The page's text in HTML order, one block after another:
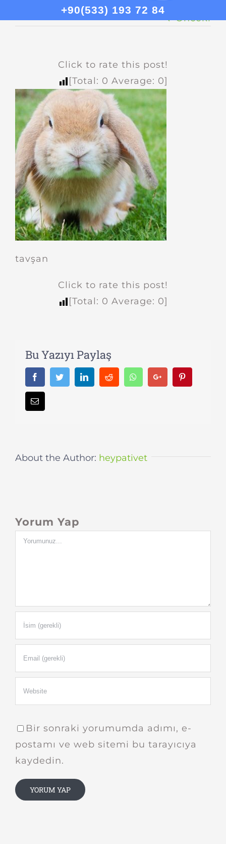
Önceki
Click to rate this post!
[Total: 0 Average: 0]
tavşan
Click to rate this post!
[Total: 0 Average: 0]
Bu Yazıyı Paylaş
FacebookTwitter LinkedInReddit WhatsappGoogle+
About the Author: heypativet
Yorum Yap
Yorum
Bir sonraki yorumumda adımı, e-
postamı ve web sitemi bu tarayıcıya
kaydedin.
+90(533) 193 72 84